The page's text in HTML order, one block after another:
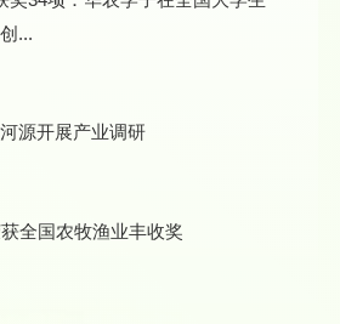
...
源开展产业调研
全国农牧渔业丰收奖